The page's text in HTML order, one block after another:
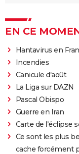
EN CE
Hantavirus en
Incendies
Canicule d'août
La Liga sur DAZN
Pascal Obispo
Guerre en Iran
Carte de l'éclipse
Ce sont les plus
cache forcément